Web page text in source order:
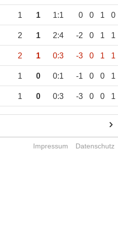
1 1 1:1 0 0 1 0
2 1 2:4 -2 0 1 1
2 1 0:3 -3 0 1 1
1 0 0:1 -1 0 0 1
1 0 0:3 -3 0 0 1
Impressum Datenschutz